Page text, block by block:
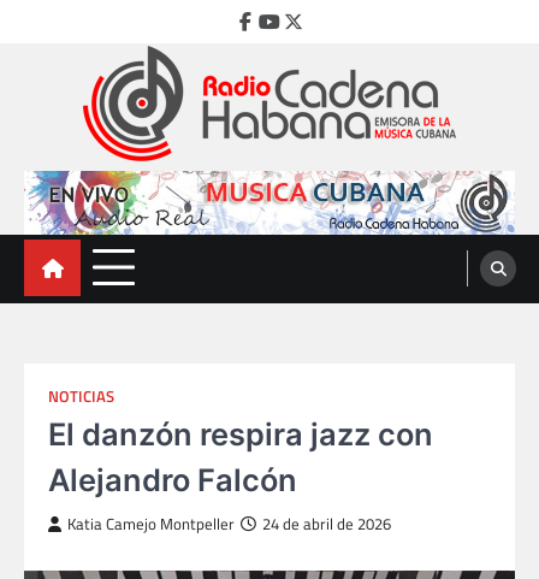
Facebook
Youtube
Twitter
Radio Cadena Habana
Emisora de la Música Cubana
NOTICIAS
El danzón respira jazz con
Alejandro Falcón
Katia Camejo Montpeller 24 de abril de 2026